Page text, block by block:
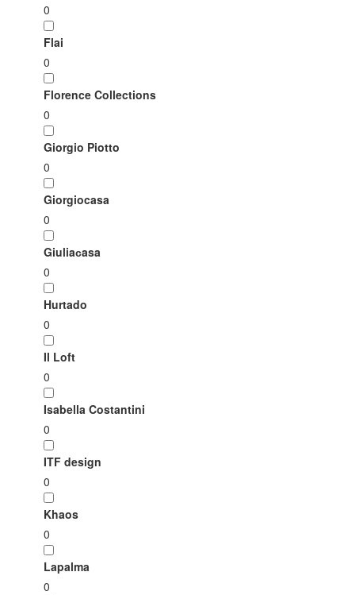
0
Flai
0
Florence Collections
0
Giorgio Piotto
0
Giorgiocasa
0
Giuliaсasa
0
Hurtado
0
Il Loft
0
Isabella Costantini
0
ITF design
0
Khaos
0
Lapalma
0